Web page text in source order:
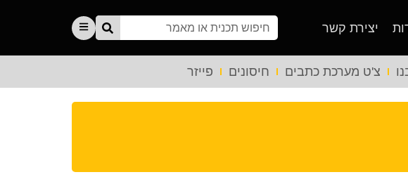
יצירת קשר
צ'ט מערכת כתבים חיסונים פייזר